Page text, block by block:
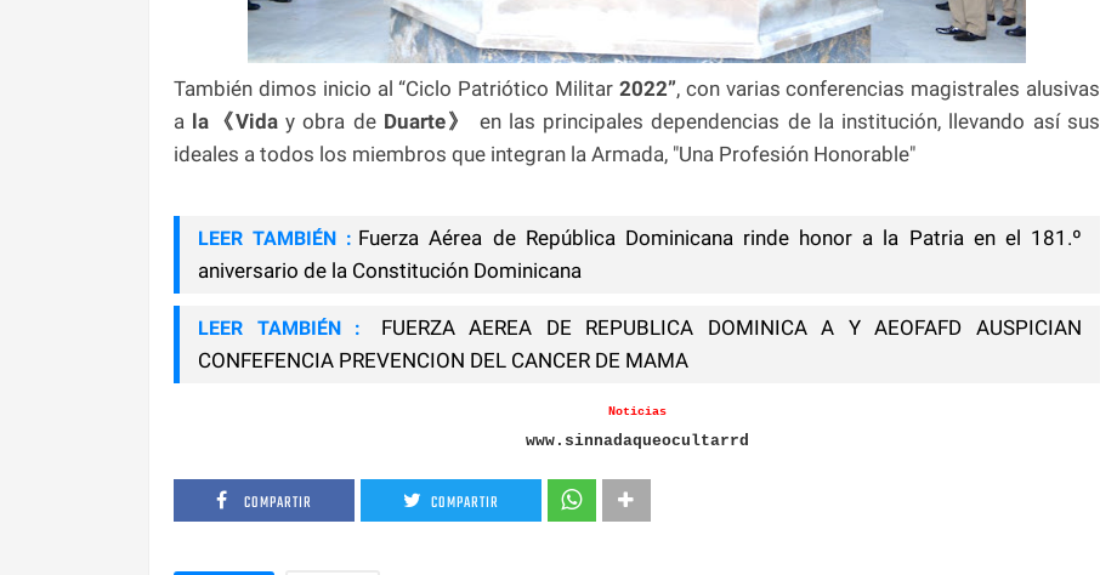
También dimos inicio al “Ciclo Patriótico Militar 2022”, con varias conferencias magistrales alusivas
a la《Viday obra deDuarte》
en las principales dependencias de la institución, llevando así sus
ideales a todos los miembros que integran la Armada, "Una Profesión Honorable"
LEER TAMBIÉN : Fuerza Aérea de República Dominicana rinde honor a la Patria en el 181.º
aniversario de la Constitución Dominicana
LEER TAMBIÉN :
FUERZA AEREA DE REPUBLICA DOMINICA A Y AEOFAFD AUSPICIAN
CONFEFENCIA PREVENCION DEL CANCER DE MAMA
Noticias
www.sinnadaqueocultarrd
COMPARTIR COMPARTIR